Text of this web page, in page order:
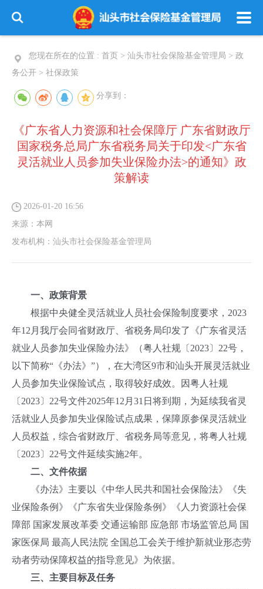
您现在所在的位置 : 首页 > 汕头市社会保险基金管理局 > 政
务公开 > 社保政策
分享到：
《广东省人力资源和社会保障厅 广东省财政厅
国家税务总局广东省税务局关于印发<广东省
灵活就业人员参加失业保险办法>的通知》政
策解读
2026-01-20 16:56
来源： 本网
发布机构： 汕头市社会保险基金管理局
一、政策背景
根据中央健全灵活就业人员社会保险制度要求，2023
年12月我厅会同省财政厅、省税务局印发了《广东省灵活
就业人员参加失业保险办法》（粤人社规〔2023〕22号，
以下简称“《办法》”），在大湾区9市和汕头开展灵活就业
人员参加失业保险试点，取得较好成效。因粤人社规
〔2023〕22号文件2025年12月31日将到期，为延续我省灵
活就业人员参加失业保险试点成果，保障原参保灵活就业
人员权益，综合省财政厅、省税务局等意见，将粤人社规
〔2023〕22号文件延续实施2年。
二、文件依据
《办法》主要以《中华人民共和国社会保险法》《失
业保险条例》《广东省失业保险条例》《人力资源社会保
障部 国家发展改革委 交通运输部 应急部 市场监管总局 国
家医保局 最高人民法院 全国总工会关于维护新就业形态劳
动者劳动保障权益的指导意见》为依据。
三、主要目标及任务